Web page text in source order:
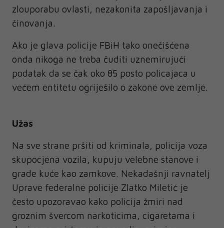
zlouporabu ovlasti, nezakonita zapošljavanja i
činovanja.
Ako je glava policije FBiH tako onečišćena
onda nikoga ne treba čuditi uznemirujući
podatak da se čak oko 85 posto policajaca u
većem entitetu ogriješilo o zakone ove zemlje.
Užas
Na sve strane pršiti od kriminala, policija voza
skupocjena vozila, kupuju velebne stanove i
grade kuće kao zamkove. Nekadašnji ravnatelj
Uprave federalne policije Zlatko Miletić je
često upozoravao kako policija žmiri nad
groznim švercom narkoticima, cigaretama i